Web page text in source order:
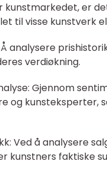
kunstmarkedet, er
til visse kunstverk
Å analysere
verdiøkning.
Gjennom
og kunsteksperter,
Ved å analysere
kunstners faktiske